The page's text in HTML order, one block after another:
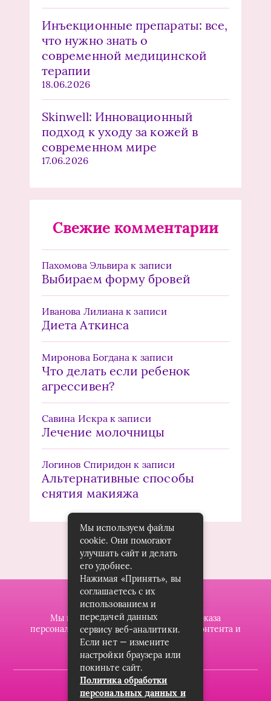
Инъекционные препараты: все,
что нужно знать о
современной медицинской
терапии
18.06.2026
Skinwell: Инновационный
подход к уходу за кожей в
современном мире
17.06.2026
Свежие комментарии
Пахомова Эльвира к записи
Выбираем форму бровей
Иванова Лилиана к записи
Диета Аткинса
Миронова Богдана к записи
Что делать если ребенок
агрессивен?
Савина Искрак записи
Лечение молочницы
Логинов Спиридон к записи
Альтернативные способы
снятия макияжа
Мы используем файлы cookie для показа
персонализированной рекламы и/или контента и
анализа нашего трафика.
2019-2023 © dzintarsshop.ru
Мы используем файлы
cookie. Они помогают
улучшать сайт и делать
его удобнее.
Нажимая «Принять», вы
соглашаетесь с их
использованием и
передачей данных
сервису веб-аналитики.
Если нет — измените
настройки браузера или
покиньте сайт.
Политика обработки
персональных данных и